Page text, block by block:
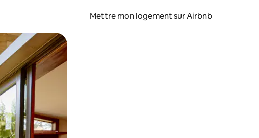
Mettre mon logement sur Airbnb